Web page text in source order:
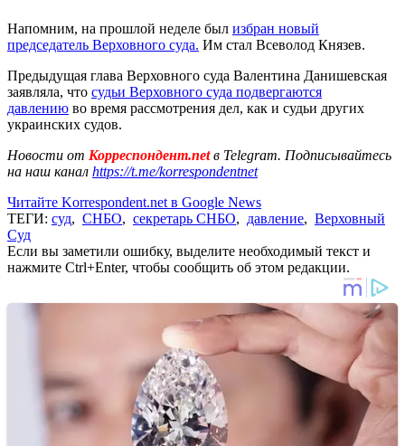
Напомним, на прошлой неделе был избран новый
председатель Верховного суда. Им стал Всеволод Князев.
Предыдущая глава Верховного суда Валентина Данишевская
заявляла, что судьи Верховного суда подвергаются
давлению во время рассмотрения дел, как и судьи других
украинских судов.
Новости от Корреспондент.netв Telegram. Подписывайтесь
на наш канал https://t.me/korrespondentnet
Читайте Korrespondent.net в Google News
ТЕГИ: суд, СНБО, секретарь СНБО, давление, Верховный
Суд
Если вы заметили ошибку, выделите необходимый текст и
нажмите Ctrl+Enter, чтобы сообщить об этом редакции.